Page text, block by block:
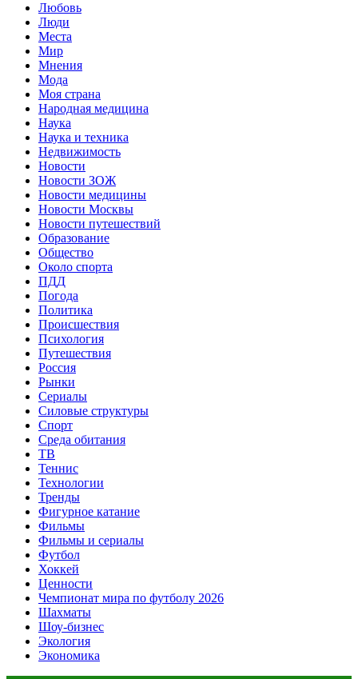
Любовь
Люди
Места
Мир
Мнения
Мода
Моя страна
Народная медицина
Наука
Наука и техника
Недвижимость
Новости
Новости ЗОЖ
Новости медицины
Новости Москвы
Новости путешествий
Образование
Общество
Около спорта
ПДД
Погода
Политика
Происшествия
Психология
Путешествия
Россия
Рынки
Сериалы
Силовые структуры
Спорт
Среда обитания
ТВ
Теннис
Технологии
Тренды
Фигурное катание
Фильмы
Фильмы и сериалы
Футбол
Хоккей
Ценности
Чемпионат мира по футболу 2026
Шахматы
Шоу-бизнес
Экология
Экономика